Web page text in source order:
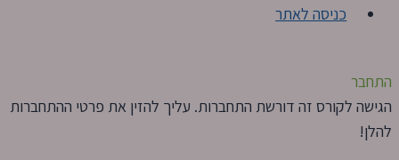
כניסה לאתר
התחבר
הגישה לקורס זה דורשת התחברות. עליך להזין את פרטי ההתחברות
להלן!